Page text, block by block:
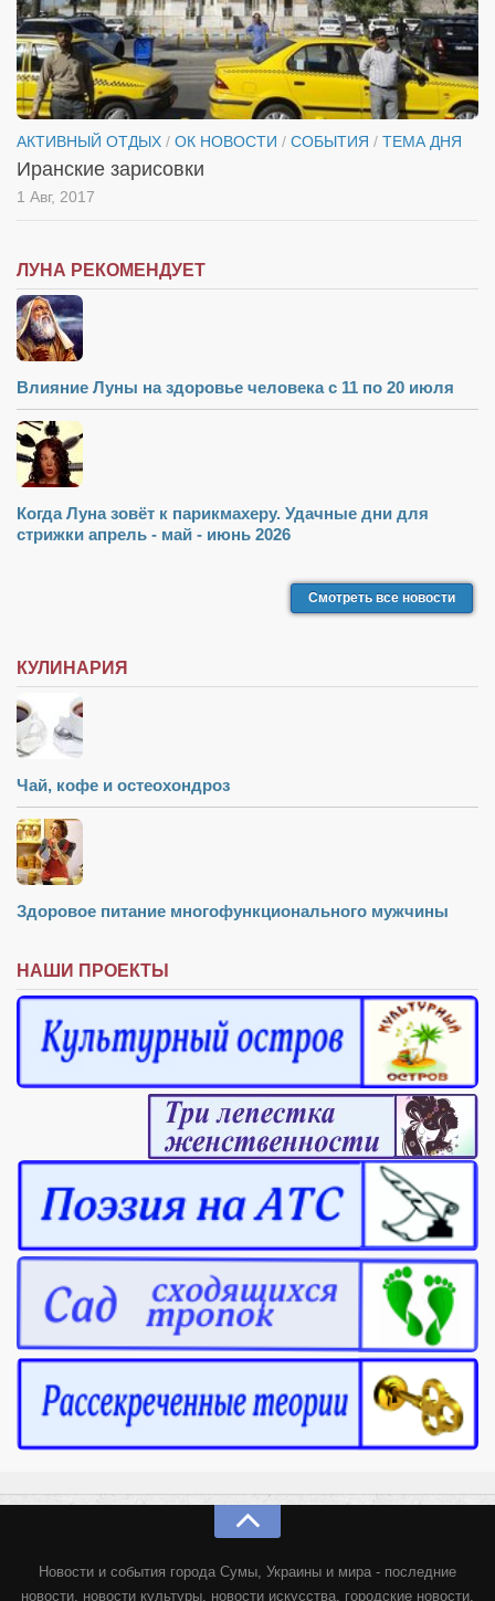
АКТИВНЫЙ ОТДЫХ / ОК НОВОСТИ / СОБЫТИЯ / ТЕМА ДНЯ
Иранские зарисовки
1 Авг, 2017
ЛУНА РЕКОМЕНДУЕТ
Влияние Луны на здоровье человека с 11 по 20 июля
Когда Луна зовёт к парикмахеру. Удачные дни для
стрижки апрель - май - июнь 2026
Смотреть все новости
КУЛИНАРИЯ
Чай, кофе и остеохондроз
Здоровое питание многофункционального мужчины
НАШИ ПРОЕКТЫ
Новости и события города Сумы, Украины и мира - последние
новости, новости культуры, новости искусства, городские новости,